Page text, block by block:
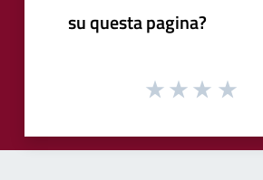
su questa pagina?